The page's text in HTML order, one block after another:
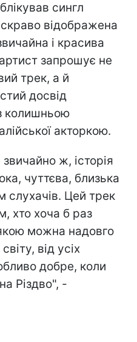
сингл
відображена
і красива
запрошує не
трек, а й
досвід
колишньою
акторкою.
ж, історія
чуттєва, близька
слухачів. Цей трек
хто хоча б раз
можна надовго
від усіх
добре, коли
Різдво", -